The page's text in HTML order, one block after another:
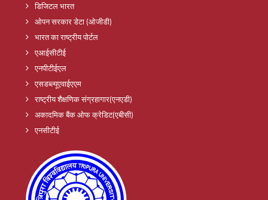
डिजिटल भारत
ओपन सरकार डेटा (ओजीडी)
भारत का राष्ट्रीय पोर्टल
एआईसीटीई
एनपीटीईएल
एसडब्ल्यूएवाईएएम
राष्ट्रीय शैक्षणिक संग्रहागार(एनएडी)
अकादमिक बैंक ओफ क्रेडिट(एबीसी)
एनसीटीई